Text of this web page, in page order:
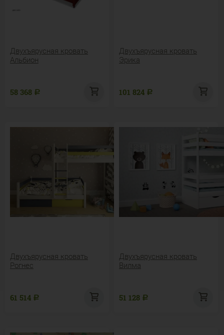
Двухъярусная кровать
Альбион
58 368 Р
Двухъярусная кровать
Эрика
101 824 Р
Двухъярусная кровать
Рогнес
61 514 Р
Двухъярусная кровать
Вилма
51 128 Р